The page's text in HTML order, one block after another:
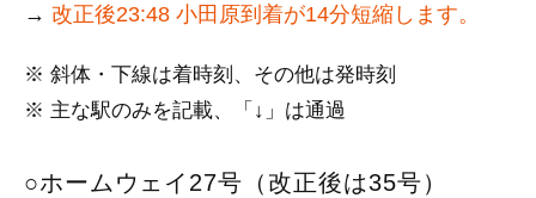
→ 改正後23:48 小田原到着が14分短縮します。
※ 斜体・下線は着時刻、その他は発時刻
※ 主な駅のみを記載、「↓」は通過
○ホームウェイ27号（改正後は35号）